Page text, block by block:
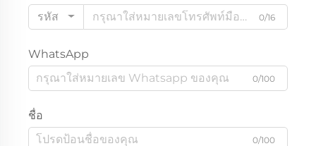
รหัส
0/16
WhatsApp
0/100
ชื่อ
0/100